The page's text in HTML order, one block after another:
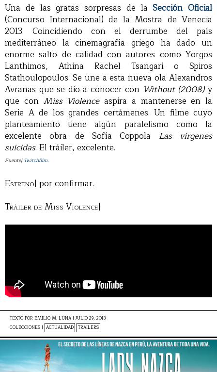
Una de las gratas sorpresas de laSección Oficial
(Concurso Internacional) de la Mostra de Venecia
2013. Coincidiendo con el derrumbe del país
mediterráneo la cinemagrafía griego ha dado un
enorme salto de calidad con autores como Yorgos
Lanthimos, Athina Rachel Tsangari o Spiros
Stathoulopoulos. Se une a esta nueva ola Alexandros
Avranas que se dio a conocer con Without (2008)y
que con Miss Violenceaspira a mantenerse en la
Serie A de los grandes certámenes. Un filme cuyo
planteamiento tiene algún paralelismo como la
excelente obra de Sofía Coppola Las vírgenes
suicidas. El tráiler, excelente.
Fuente|Twitchfilm.
Estreno| por confirmar.
Tráiler de Miss Violence|
TEXTO POR EMILIO M. LUNA | JULIO 29, 2013
COLECCIONES | ACTUALIDAD TRAILERS